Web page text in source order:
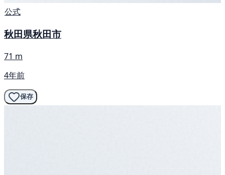
公式
秋田県秋田市
71 m
4年前
保存